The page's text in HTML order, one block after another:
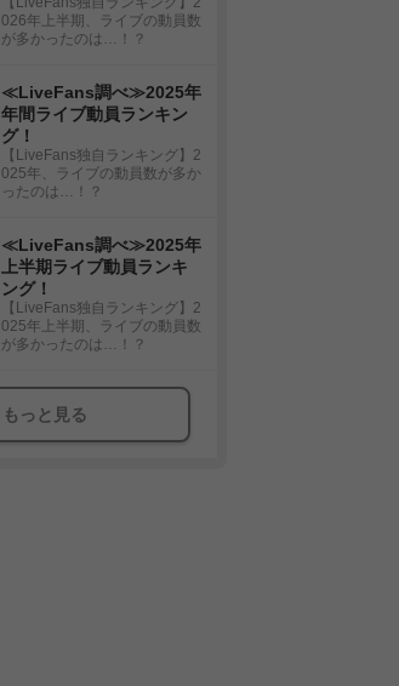
026年上半期、ライブの動員数
が多かったのは…！？
≪LiveFans調べ≫2025年
年間ライブ動員ランキン
グ！
【LiveFans独自ランキング】2
025年、ライブの動員数が多か
ったのは…！？
≪LiveFans調べ≫2025年
上半期ライブ動員ランキ
ング！
【LiveFans独自ランキング】2
025年上半期、ライブの動員数
が多かったのは…！？
もっと見る